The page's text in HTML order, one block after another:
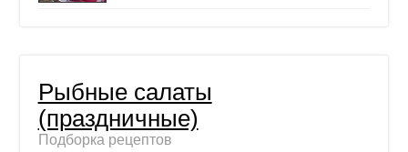
Рыбные салаты
(праздничные)
Подборка рецептов